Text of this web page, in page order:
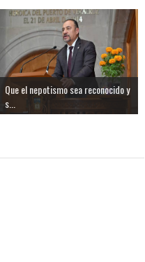
Que el nepotismo sea reconocido y
s...